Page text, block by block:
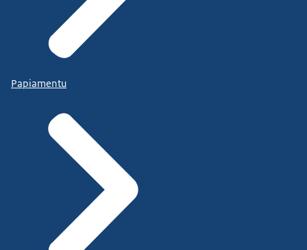
Papiamentu